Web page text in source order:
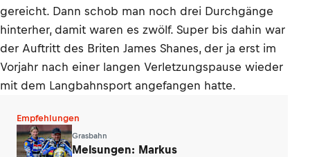
gereicht. Dann schob man noch drei Durchgänge
hinterher, damit waren es zwölf. Super bis dahin war
der Auftritt des Briten James Shanes, der ja erst im
Vorjahr nach einer langen Verletzungspause wieder
mit dem Langbahnsport angefangen hatte.
Empfehlungen
Grasbahn
Melsungen: Markus